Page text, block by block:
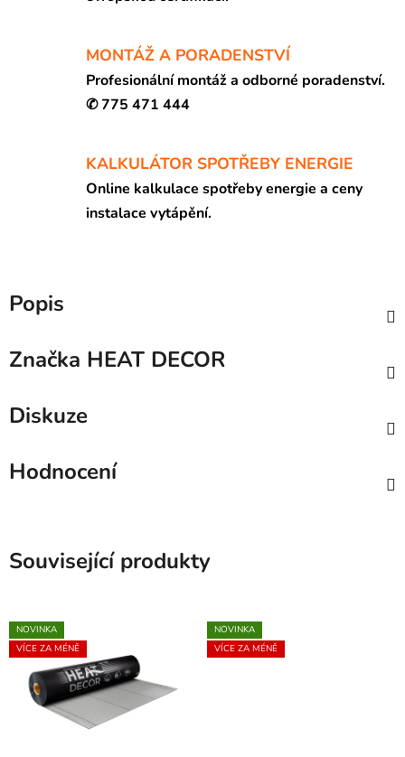
MONTÁŽ A PORADENSTVÍ
Profesionální montáž a odborné poradenství.
✆ 775 471 444
KALKULÁTOR SPOTŘEBY ENERGIE
Online kalkulace spotřeby energie a ceny
instalace vytápění.
Popis
Značka HEAT DECOR
Diskuze
Hodnocení
Související produkty
NOVINKA
VÍCE ZA MÉNĚ
NOVINKA
VÍCE ZA MÉNĚ